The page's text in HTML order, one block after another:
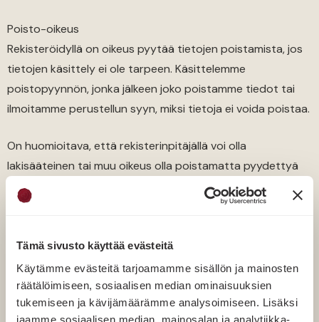
Tämä sivusto käyttää evästeitä
Käytämme evästeitä tarjoamamme sisällön ja mainosten
räätälöimiseen, sosiaalisen median ominaisuuksien
tukemiseen ja kävijämäärämme analysoimiseen. Lisäksi
jaamme sosiaalisen median, mainosalan ja analytiikka-
Poisto-oikeus
Rekisteröidyllä on oikeus pyytää tietojen poistamista, jos
tietojen käsittely ei ole tarpeen. Käsittelemme
poistopyynnön, jonka jälkeen joko poistamme tiedot tai
ilmoitamme perustellun syyn, miksi tietoja ei voida poistaa.
On huomioitava, että rekisterinpitäjällä voi olla
lakisääteinen tai muu oikeus olla poistamatta pyydettyä
tietoa. Rekisterinpitäjällä on velvollisuus säilyttää
kirjanpitoaineisto Kirjanpitolaissa (luku 2, 10 §) määritellyn
liittyvää aineistoa ei voida poistaa ennen määräajan
umpeutumista.
Suostumuksen peruuttaminen